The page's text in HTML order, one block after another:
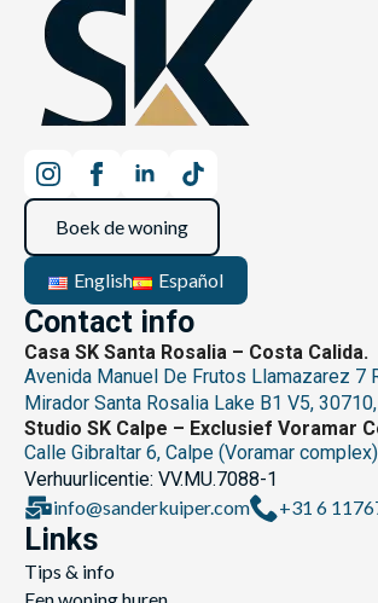
Boek de woning
English Español
Contact info
Casa SK Santa Rosalia – Costa Calida.
Avenida Manuel De Frutos Llamazarez 7
Mirador Santa Rosalia Lake B1 V5,
Studio SK Calpe – Exclusief Voramar
Calle Gibraltar 6, Calpe (Voramar
Verhuurlicentie: VV.MU.7088-1
info@sanderkuiper.com
+31 6
Links
Tips & info